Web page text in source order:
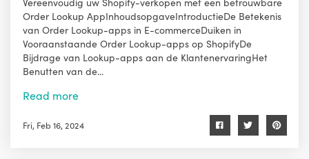
Order Lookup AppInhoudsopgaveIntroductieDe Betekenis
van Order Lookup-apps in E-commerceDuiken in
Vooraanstaande Order Lookup-apps op ShopifyDe
Bijdrage van Lookup-apps aan de KlantenervaringHet
Benutten van de...
Read more
Fri, Feb 16, 2024